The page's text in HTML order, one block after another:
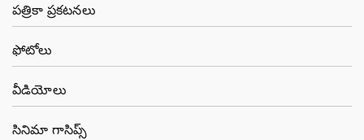
పత్రికా ప్రకటనలు
ఫోటోలు
వీడియోలు
సినిమా గాసిప్స్